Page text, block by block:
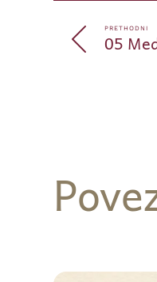
PRETHODNI
05